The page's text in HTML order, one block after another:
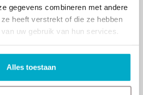
gegevens combineren met andere
heeft verstrekt of die ze hebben
uw gebruik van hun services.
Alles toestaan
voor sneller herstel